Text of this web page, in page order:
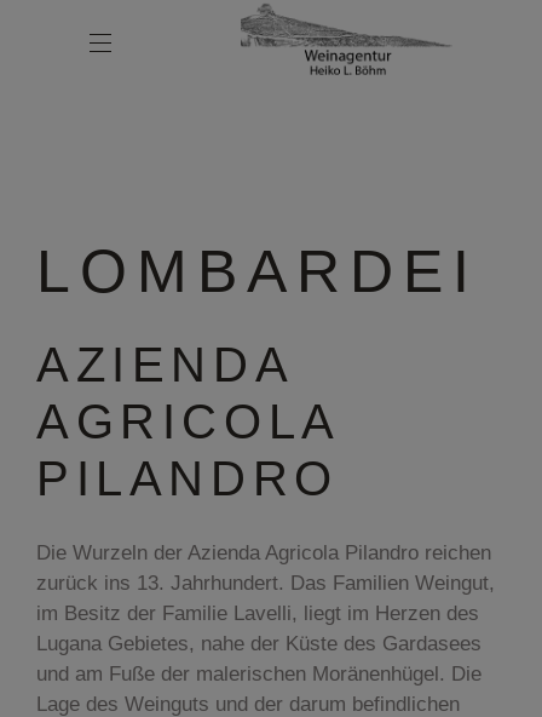
LOMBARDEI
AZIENDA
AGRICOLA
PILANDRO
Die Wurzeln der Azienda Agricola Pilandro reichen
zurück ins 13. Jahrhundert. Das Familien Weingut,
im Besitz der Familie Lavelli, liegt im Herzen des
Lugana Gebietes, nahe der Küste des Gardasees
und am Fuße der malerischen Moränenhügel. Die
Lage des Weinguts und der darum befindlichen